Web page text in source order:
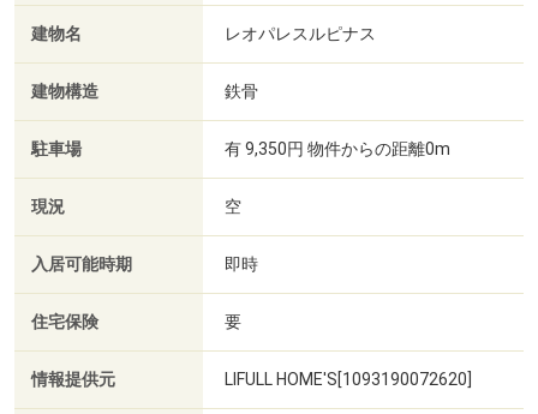
建物名 レオパレスルピナス
建物構造 鉄骨
駐車場 有 9,350円 物件からの距離0m
現況 空
入居可能時期 即時
住宅保険 要
情報提供元 LIFULL HOME'S[1093190072620]